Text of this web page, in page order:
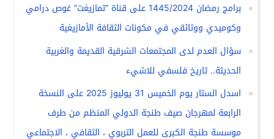
برامج رمضان 1445/2024 على قناة “تمازيغت” غوص درامي
وكوميدي ووثائقي في مكونات الثقافة الأمازيغية
سؤال العدم لدى المجتمعات الشرقية القديمة والغربية
الحديثة.. تاريخ فلسفي للاشيء
اسدل الستار يوم الخميس 31 يوليوز 2025 على النسخة
الرابعة لمهرجان صيف طنجة الدولي المنظم من طرف
موسسة طنجة الكبرى للعمل التربوي ، الثقافي ، الاجتماعي